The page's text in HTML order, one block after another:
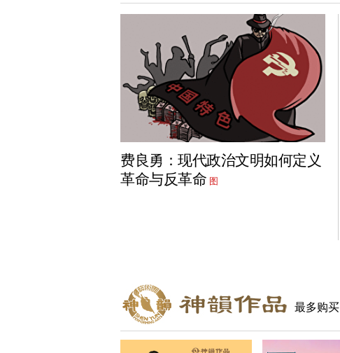
费良勇：现代政治文明如何定义
革命与反革命 图
最多购买